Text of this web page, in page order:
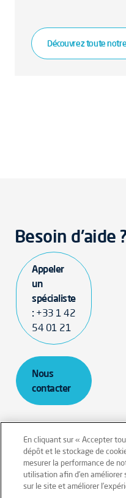
Découvrez toute
Besoin d'aide
Appeler
un
spécialiste
: +33 1 42
54 01 21
Nous
contacter
Mentions légales
En cliquant sur « Accepter
dépôt et le stockage de
mesurer la performance de
utilisation afin d’en
sur le site et améliorer